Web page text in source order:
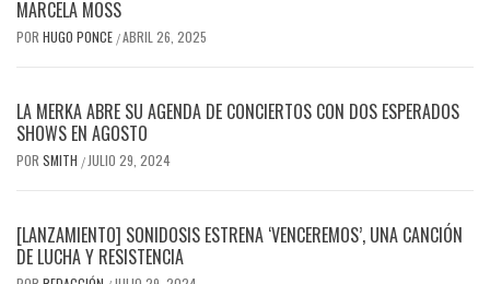
MARCELA MOSS
POR HUGO PONCE /ABRIL 26, 2025
LA MERKA ABRE SU AGENDA DE CONCIERTOS CON DOS ESPERADOS
SHOWS EN AGOSTO
POR SMITH /JULIO 29, 2024
[LANZAMIENTO] SONIDOSIS ESTRENA ‘VENCEREMOS’, UNA CANCIÓN
DE LUCHA Y RESISTENCIA